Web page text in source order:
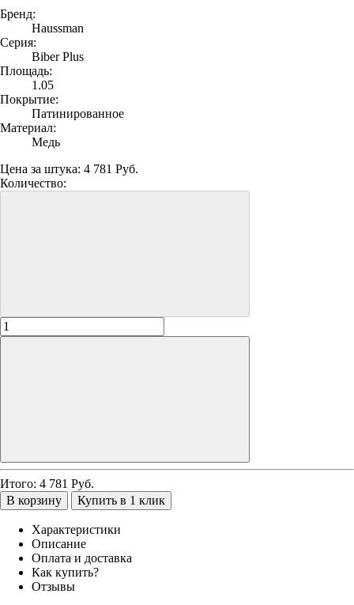
Бренд:
Haussman
Серия:
Biber Plus
Площадь:
1.05
Покрытие:
Патинированное
Материал:
Медь
Цена за штука: 4 781 Руб.
Количество:
Итого: 4 781 Руб.
В корзину
Купить в 1 клик
Характеристики
Описание
Оплата и доставка
Как купить?
Отзывы